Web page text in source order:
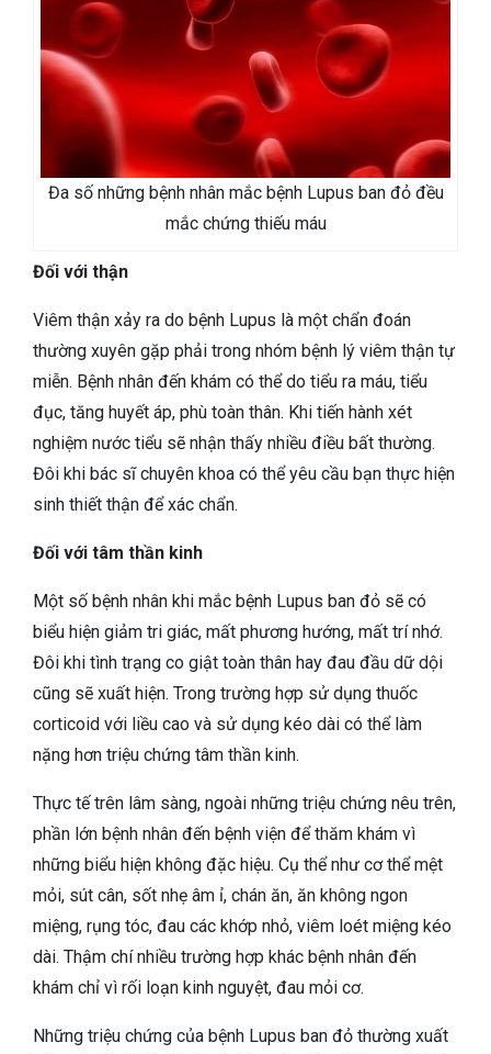
Đa số những bệnh nhân mắc bệnh Lupus ban đỏ đều
mắc chứng thiếu máu
Đối với thận
Viêm thận xảy ra do bệnh Lupus là một chẩn đoán
thường xuyên gặp phải trong nhóm bệnh lý viêm thận tự
miễn. Bệnh nhân đến khám có thể do tiểu ra máu, tiểu
đục, tăng huyết áp, phù toàn thân. Khi tiến hành xét
nghiệm nước tiểu sẽ nhận thấy nhiều điều bất thường.
Đôi khi bác sĩ chuyên khoa có thể yêu cầu bạn thực hiện
sinh thiết thận để xác chẩn.
Đối với tâm thần kinh
Một số bệnh nhân khi mắc bệnh Lupus ban đỏ sẽ có
biểu hiện giảm tri giác, mất phương hướng, mất trí nhớ.
Đôi khi tình trạng co giật toàn thân hay đau đầu dữ dội
cũng sẽ xuất hiện. Trong trường hợp sử dụng thuốc
corticoid với liều cao và sử dụng kéo dài có thể làm
nặng hơn triệu chứng tâm thần kinh.
Thực tế trên lâm sàng, ngoài những triệu chứng nêu trên,
phần lớn bệnh nhân đến bệnh viện để thăm khám vì
những biểu hiện không đặc hiệu. Cụ thể như cơ thể mệt
mỏi, sút cân, sốt nhẹ âm ỉ, chán ăn, ăn không ngon
miệng, rụng tóc, đau các khớp nhỏ, viêm loét miệng kéo
dài. Thậm chí nhiều trường hợp khác bệnh nhân đến
khám chỉ vì rối loạn kinh nguyệt, đau mỏi cơ.
Những triệu chứng của bệnh Lupus ban đỏ thường xuất